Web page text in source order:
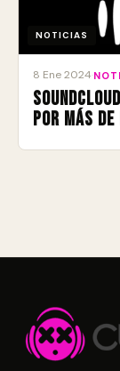
NOTICIAS
8 Ene 2024
por más